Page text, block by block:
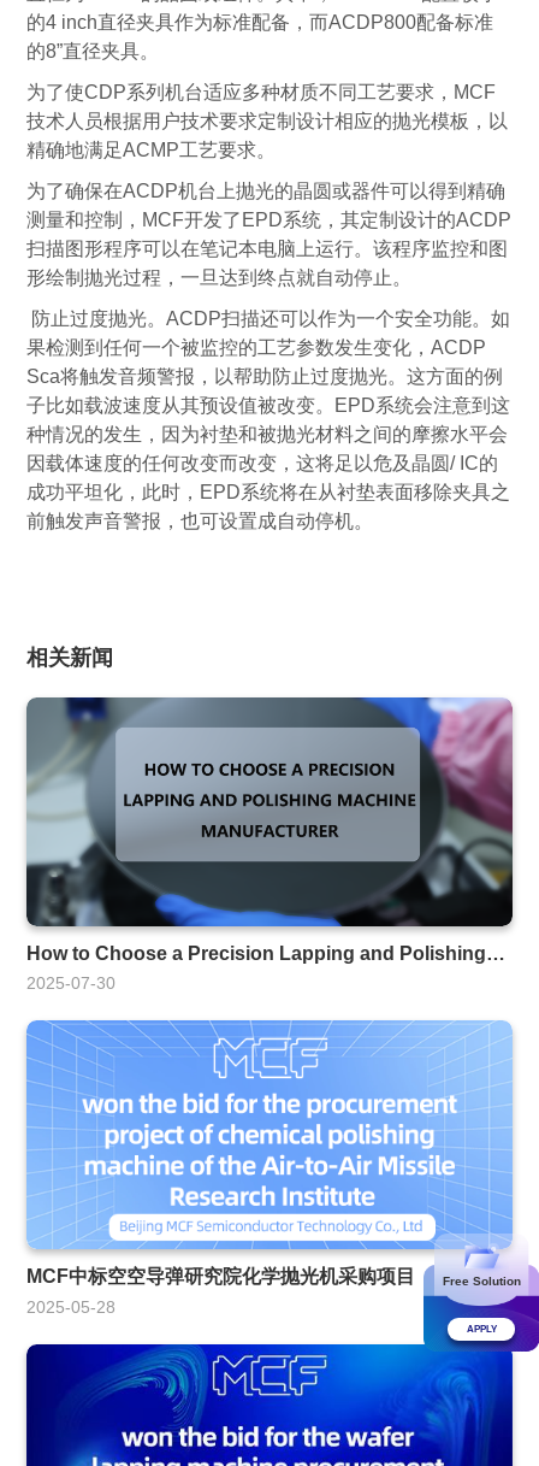
的4 inch直径夹具作为标准配备，而ACDP800配备标准
的8”直径夹具。
为了使CDP系列机台适应多种材质不同工艺要求，MCF
技术人员根据用户技术要求定制设计相应的抛光模板，以
精确地满足ACMP工艺要求。
为了确保在ACDP机台上抛光的晶圆或器件可以得到精确
测量和控制，MCF开发了EPD系统，其定制设计的ACDP
扫描图形程序可以在笔记本电脑上运行。该程序监控和图
形绘制抛光过程，一旦达到终点就自动停止。
防止过度抛光。ACDP扫描还可以作为一个安全功能。如
果检测到任何一个被监控的工艺参数发生变化，ACDP
Sca将触发音频警报，以帮助防止过度抛光。这方面的例
子比如载波速度从其预设值被改变。EPD系统会注意到这
种情况的发生，因为衬垫和被抛光材料之间的摩擦水平会
因载体速度的任何改变而改变，这将足以危及晶圆/ IC的
成功平坦化，此时，EPD系统将在从衬垫表面移除夹具之
前触发声音警报，也可设置成自动停机。
相关新闻
How to Choose a Precision Lapping and Polishing
Machine Manufacturer
2025-07-30
MCF中标空空导弹研究院化学抛光机采购项目
2025-05-28
Free Solution
APPLY